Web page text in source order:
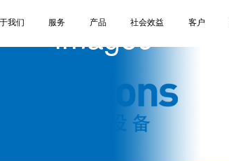
我们 服务 产品 社会效益 客户
image9